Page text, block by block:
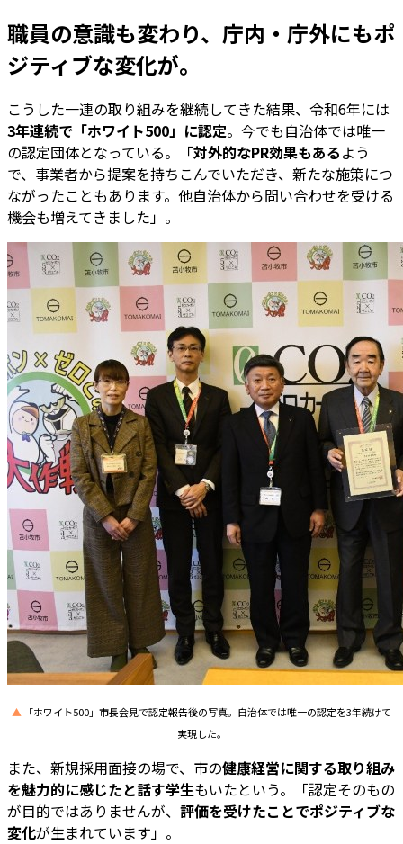
職員の意識も変わり、庁内・庁外にもポ
ジティブな変化が。
こうした一連の取り組みを継続してきた結果、令和6年には
3年連続で「ホワイト500」に認定。今でも自治体では唯一
の認定団体となっている。「対外的なPR効果もあるよう
で、事業者から提案を持ちこんでいただき、新たな施策につ
ながったこともあります。他自治体から問い合わせを受ける
機会も増えてきました」。
▲
「ホワイト500」市長会見で認定報告後の写真。自治体では唯一の認定を3年続けて
実現した。
また、新規採用面接の場で、市の健康経営に関する取り組み
を魅力的に感じたと話す学生もいたという。「認定そのもの
が目的ではありませんが、 評価を受けたことでポジティブな
変化が生まれています」。